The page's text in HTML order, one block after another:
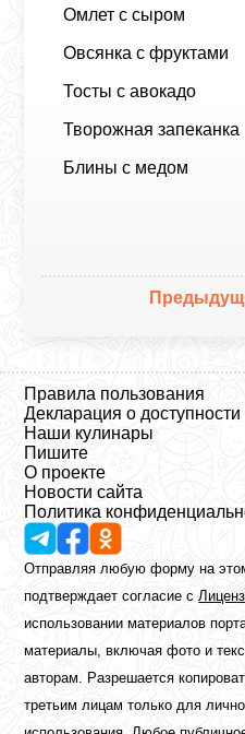
Омлет с сыром
Овсянка с фруктами
Тосты с авокадо
Творожная запеканка
Блины с медом
Правила пользования
Декларация о доступности
Наши кулинары
Пишите
О проекте
Новости сайта
Политика
Отправляя любую форму на
подтверждает согласие с
использовании материалов
материалы, включая фото и
авторам. Разрешается
третьим лицам только для